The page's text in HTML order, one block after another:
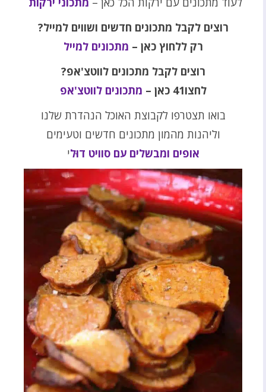
רוצים לקבל מתכונים חדשים ושווים למייל?
רק ללחוץ כאן – מתכונים למייל
רוצים לקבל מתכונים לווטצ'אפ?
לחצו41 כאן –
מתכונים לווטצ'אפ
בואו תצטרפו לקבוצת האוכל הנהדרת שלנו
וליהנות מהמון מתכונים חדשים וטעימים
אופים ומבשלים עם סוויט דוּלי